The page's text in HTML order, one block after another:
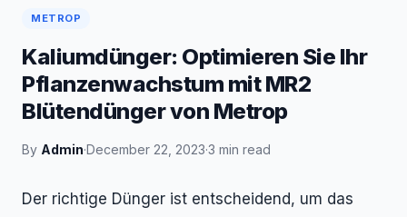
METROP
Kaliumdünger: Optimieren Sie Ihr
Pflanzenwachstum mit MR2
Blütendünger von Metrop
By Admin·December 22, 2023·3 min read
Der richtige Dünger ist entscheidend, um das